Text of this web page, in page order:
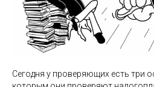
Сегодня у проверяющих есть три